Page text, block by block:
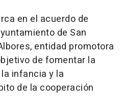
en el acuerdo de
de San
entidad promotora
de fomentar la
infancia y la
de la cooperación